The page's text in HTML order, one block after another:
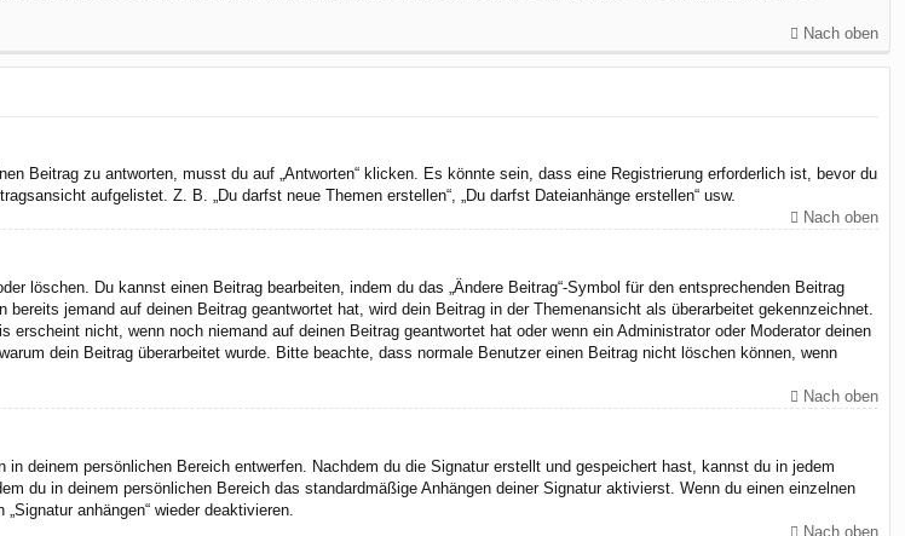
Nach oben
Beitrag zu antworten, musst du auf „Antworten“ klicken. Es könnte sein, dass eine Registrierung erforderlich ist, bevor du
aufgelistet. Z. B. „Du darfst neue Themen erstellen“, „Du darfst Dateianhänge erstellen“ usw.
Nach oben
löschen. Du kannst einen Beitrag bearbeiten, indem du das „Ändere Beitrag“-Symbol für den entsprechenden Beitrag
jemand auf deinen Beitrag geantwortet hat, wird dein Beitrag in der Themenansicht als überarbeitet gekennzeichnet.
nicht, wenn noch niemand auf deinen Beitrag geantwortet hat oder wenn ein Administrator oder Moderator deinen
dein Beitrag überarbeitet wurde. Bitte beachte, dass normale Benutzer einen Beitrag nicht löschen können, wenn
Nach oben
deinem persönlichen Bereich entwerfen. Nachdem du die Signatur erstellt und gespeichert hast, kannst du in jedem
du in deinem persönlichen Bereich das standardmäßige Anhängen deiner Signatur aktivierst. Wenn du einen einzelnen
anhängen“ wieder deaktivieren.
Nach oben